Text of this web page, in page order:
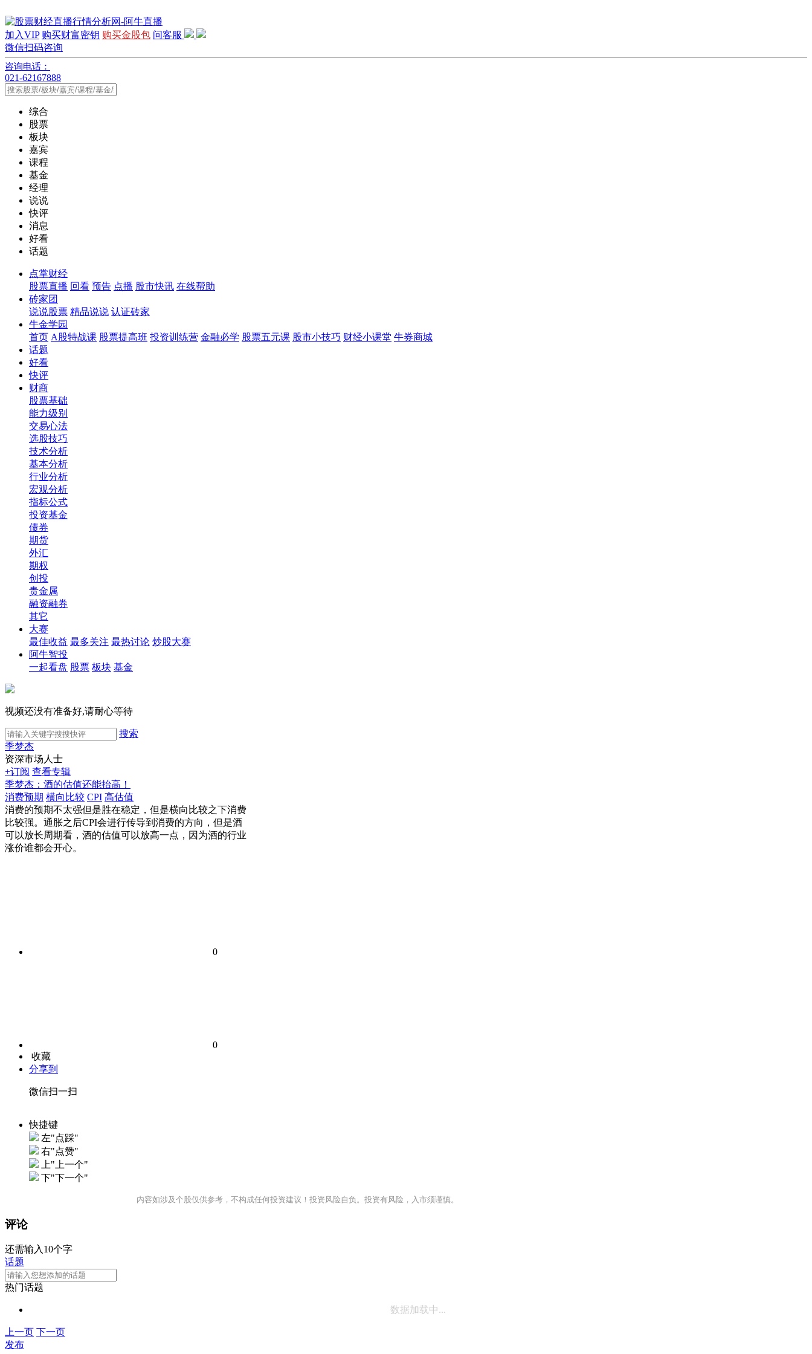
加入VIP 购买财富密钥 购买金股包 问客服
微信扫码咨询
咨询电话：
021-62167888
综合
股票
板块
嘉宾
课程
基金
经理
说说
快评
消息
好看
话题
点掌财经
股票直播 回看 预告 点播 股市快讯 在线帮助
砖家团
说说股票 精品说说 认证砖家
牛金学园
首页 A股特战课 股票提高班 投资训练营 金融必学 股票五元课 股市小技巧 财经小课堂 牛券商城
话题
好看
快评
财商
股票基础
能力级别
交易心法
选股技巧
技术分析
基本分析
行业分析
宏观分析
指标公式
投资基金
债券
期货
外汇
期权
创投
贵金属
融资融券
其它
大赛
最佳收益 最多关注 最热讨论 炒股大赛
阿牛智投
一起看盘 股票 板块 基金
视频还没有准备好,请耐心等待
搜索
季梦杰
资深市场人士
+订阅 查看专辑
季梦杰：酒的估值还能抬高！
消费预期 横向比较 CPI 高估值
消费的预期不太强但是胜在稳定，但是横向比较之下消费
比较强。通胀之后CPI会进行传导到消费的方向，但是酒
可以放长周期看，酒的估值可以放高一点，因为酒的行业
涨价谁都会开心。
0
0
收藏
分享到
微信扫一扫
快捷键
左"点踩"
右"点赞"
上"上一个"
下"下一个"
内容如涉及个股仅供参考，不构成任何投资建议！投资风险自负。投资有风险，入市须谨慎。
评论
还需输入10个字
话题
热门话题
数据加载中...
上一页 下一页
发布